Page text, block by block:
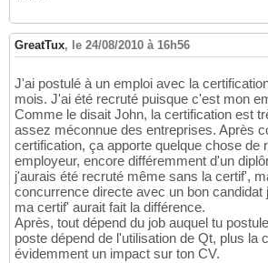
GreatTux, le 24/08/2010 à 16h56
J'ai postulé à un emploi avec la
mois. J'ai été recruté puisque c'est mon
Comme le disait John, la certification est
assez méconnue des entreprises. Après
certification, ça apporte quelque chose de
employeur, encore différemment d'un
j'aurais été recruté même sans la certif',
concurrence directe avec un bon candidat
ma certif' aurait fait la différence.
Après, tout dépend du job auquel tu
poste dépend de l'utilisation de Qt, plus la
évidemment un impact sur ton CV.